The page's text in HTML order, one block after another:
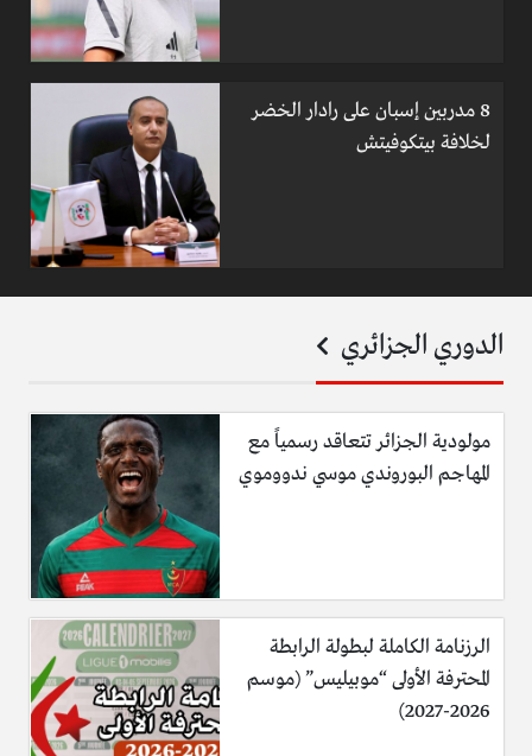
8 مدربين إسبان على رادار الخضر
لخلافة بيتكوفيتش
الدوري الجزائري
مولودية الجزائر تتعاقد رسمياً مع
المهاجم البوروندي موسي ندووموي
الرزنامة الكاملة لبطولة الرابطة
المحترفة الأولى “موبيليس” (موسم
2026-2027)